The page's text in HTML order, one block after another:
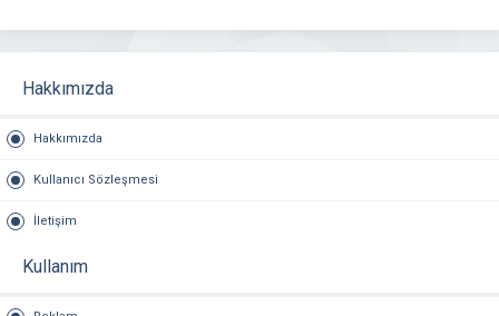
Hakkımızda
Hakkımızda
Kullanıcı Sözleşmesi
İletişim
Kullanım